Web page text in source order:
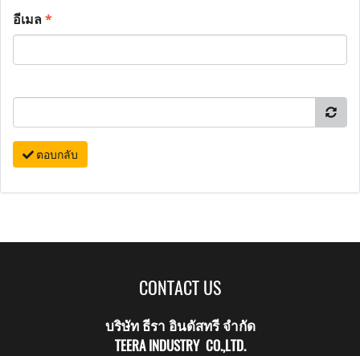
อีเมล*
ตอบกลับ
CONTACT US
บริษัท ธีรา อินดัสทรี จำกัด
TEERA INDUSTRY CO.,LTD.